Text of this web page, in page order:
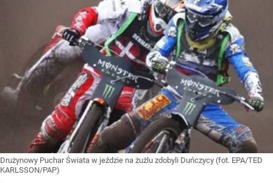
Drużynowy Puchar Świata w jeździe na żużlu zdobyli Duńczycy (fot. EPA/TED
KARLSSON/PAP)